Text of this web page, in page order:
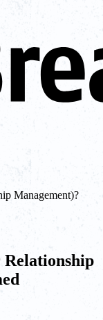
Management)?